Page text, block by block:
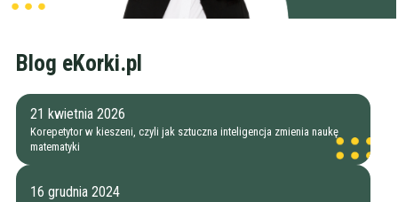
Blog eKorki.pl
21 kwietnia 2026
Korepetytor w kieszeni, czyli jak sztuczna inteligencja zmienia naukę
matematyki
16 grudnia 2024